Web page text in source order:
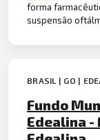
forma
suspensão
BRASIL | GO |
Fundo
Edealina -